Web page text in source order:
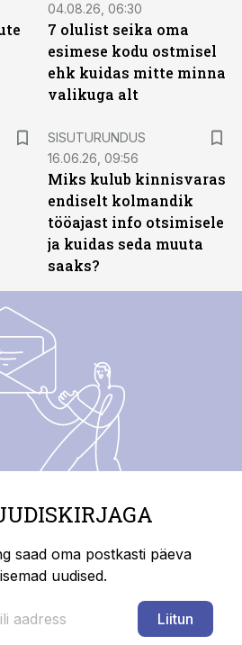
04.08.26, 06:30
7 olulist seika oma
esimese kodu ostmisel
ehk kuidas mitte minna
valikuga alt
SISUTURUNDUS
16.06.26, 09:56
Miks kulub kinnisvaras
endiselt kolmandik
tööajast info otsimisele
ja kuidas seda muuta
saaks?
saad oma postkasti päeva
uudised.
Liitun